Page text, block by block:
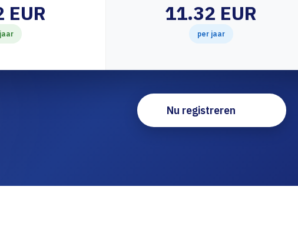
EUR 11.32 EUR
per jaar
Nu registreren